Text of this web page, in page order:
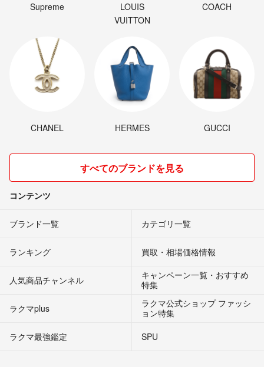
★他のサイトにも出品していますので
突然削除する場合があります。
ご了承ください。
★素人の梱包で簡易包装になります。
安い発送方法をさせて頂きますので変更する場合がございます。
予めご了承ください。
どうぞ宜しくお願いいたします。
Supreme
LOUIS
VUITTON
COACH
CHANEL HERMES GUCCI
すべてのブランドを見る
コンテンツ
ブランド一覧 カテゴリ一覧
ランキング 買取・相場価格情報
人気商品チャンネル
キャンペーン一覧・おすすめ
特集
ラクマplus
ラクマ公式ショップ ファッシ
ョン特集
ラクマ最強鑑定
SPU